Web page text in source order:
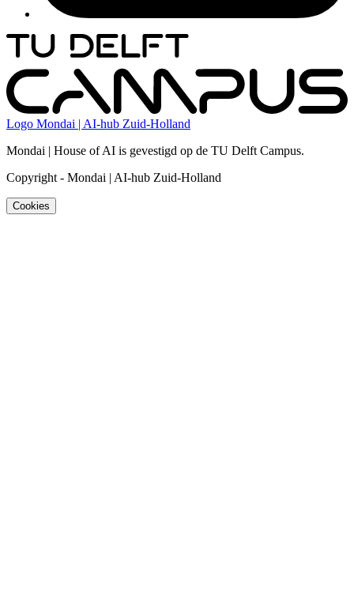
Logo Mondai | AI-hub Zuid-Holland
Mondai | House of AI is gevestigd op de TU Delft Campus.
Copyright - Mondai | AI-hub Zuid-Holland
Cookies